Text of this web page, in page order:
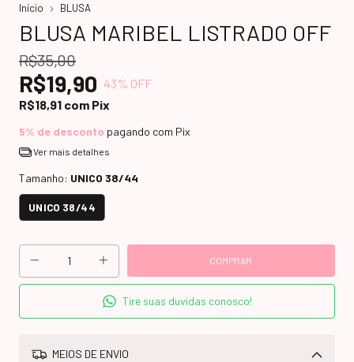
Início BLUSA
BLUSA MARIBEL LISTRADO OFF
R$35,00
R$19,90 43% OFF
R$18,91 com Pix
5% de desconto pagando com Pix
Ver mais detalhes
Tamanho: UNICO 38/44
UNICO 38/44
Tire suas duvidas conosco!
MEIOS DE ENVIO